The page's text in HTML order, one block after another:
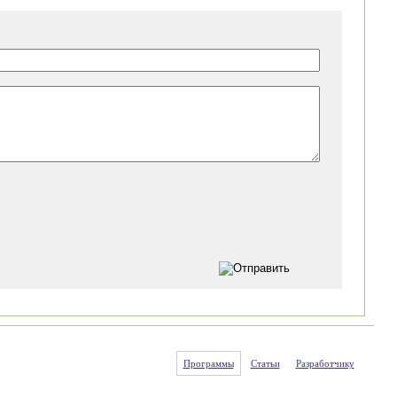
Программы Статьи Разработчику